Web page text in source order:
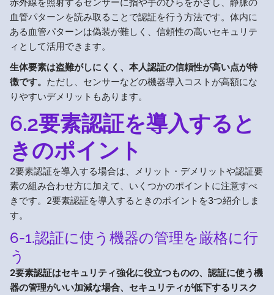
血管パターンを読み取ることで認証を行う方法です。体内に
ある血管パターンは偽装が難しく、信頼性の高いセキュリテ
ィとして活用できます。
生体要素は盗難がしにくく、本人認証の信頼性が高い点が特
徴です。 ただし、センサーなどの機器導入コストが高額にな
りやすいデメリットもあります。
6.2要素認証を導入すると
きのポイント
2要素認証を導入する場合は、メリット・デメリットや認証要
素の組み合わせ方に加えて、いくつかのポイントに注意すべ
きです。2要素認証を導入するときのポイントを3つ紹介しま
す。
6-1.認証に使う機器の管理を厳格に行
う
2要素認証はセキュリティ強化に役立つものの、認証に使う機
器の管理がいい加減な場合、セキュリティが低下するリスク